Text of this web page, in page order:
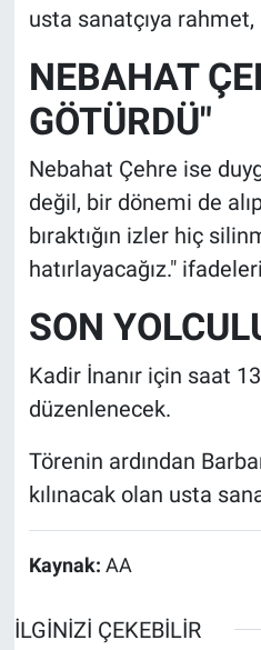
usta sanatçıya
NEBAHAT
GÖTÜRDÜ"
Nebahat Çehre ise
değil, bir dönemi de
bıraktığın izler hiç
hatırlayacağız."
SON
Kadir İnanır için saat
düzenlenecek.
Törenin ardından
kılınacak olan usta
Kaynak: AA